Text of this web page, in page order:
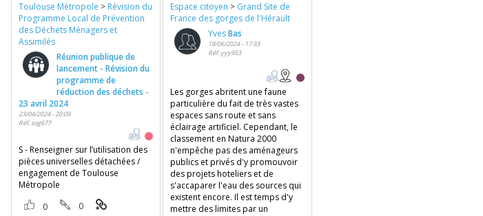
Toulouse Métropole > Révision du
Programme Local de Prévention
des Déchets Ménagers et
Assimilés
Réunion publique de
lancement - Révision du
programme de
réduction des déchets -
23 avril 2024
23/04/2024 - 20:09
Réf. sog677
S - Renseigner sur l’utilisation des
pièces universelles détachées /
engagement de Toulouse
Métropole
0
0
Espace citoyen > Grand Site de
France des gorges de l'Hérault
YvesBas
18/06/2024 - 17:33
Réf. yyy953
Les gorges abritent une faune
particulière du fait de très vastes
espaces sans route et sans
éclairage artificiel. Cependant, le
classement en Natura 2000
n'empêche pas des aménageurs
publics et privés d'y promouvoir
des projets hoteliers et de
s'accaparer l'eau des sources qui
existent encore. Il est temps d'y
mettre des limites par un